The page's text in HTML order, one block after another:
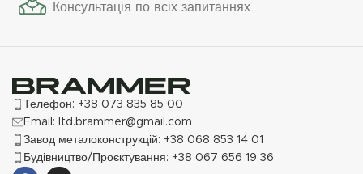
Консультація по всіх запитаннях
Телефон: +38 073 835 85 00
Email: ltd.brammer@gmail.com
Завод металоконструкцій: +38 068 853 14 01
Будівництво/Проєктування: +38 067 656 19 36